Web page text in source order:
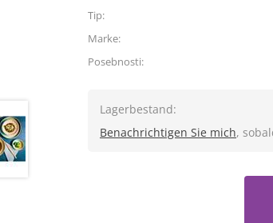
Tip:
Marke:
Posebnosti:
Lagerbestand:
Benachrichtigen Sie mich,